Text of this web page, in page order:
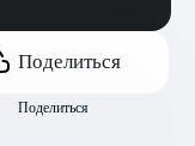
Поделиться
Поделиться